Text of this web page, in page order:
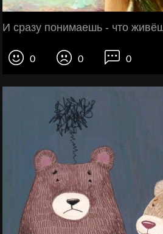
И сразу понимаешь - что
0 0 0